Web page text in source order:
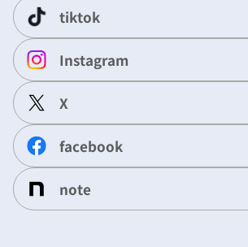
tiktok
Instagram
X
facebook
note